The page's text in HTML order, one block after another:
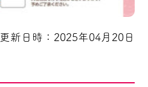
更新日時：2025年04月20日